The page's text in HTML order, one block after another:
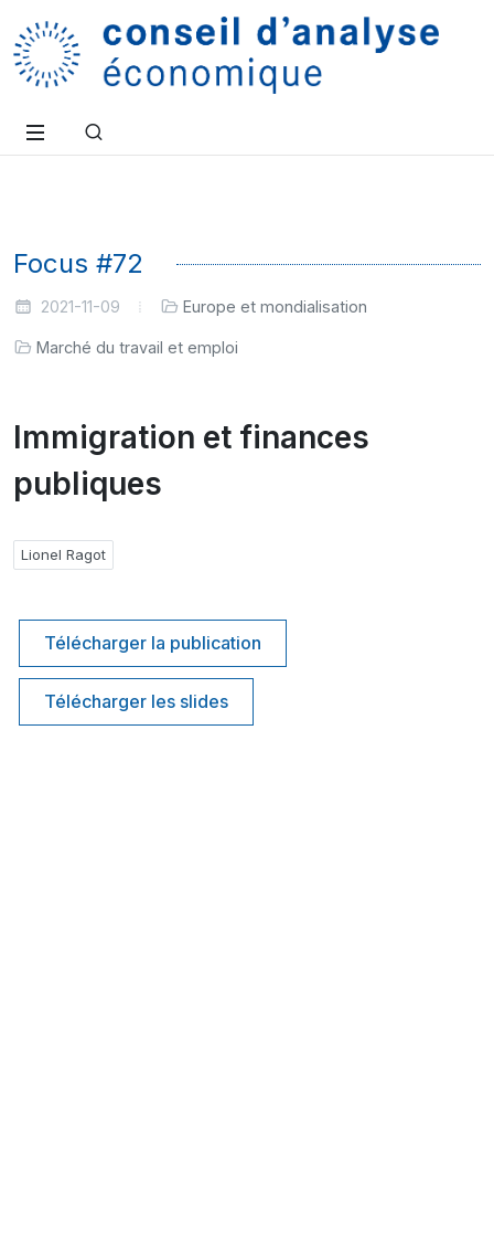
Focus #72
2021-11-09 Europe et mondialisation
Marché du travail et emploi
Immigration et finances
publiques
Lionel Ragot
Télécharger la publication
Télécharger les slides